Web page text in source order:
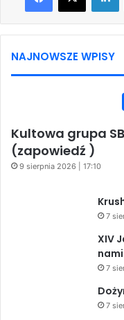
NAJNOWSZE WPISY
Kultowa grupa
(zapowiedź )
9 sierpnia 2026 | 17:10
7
XIV
nami
7
7